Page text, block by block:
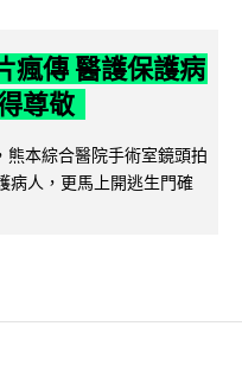
瘋傳 醫護保護病
尊敬
本綜合醫院手術室鏡頭拍
病人，更馬上開逃生門確